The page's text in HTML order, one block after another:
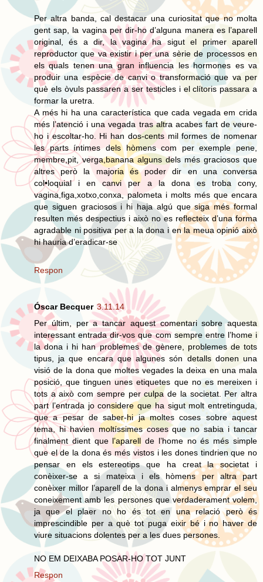
Per altra banda, cal destacar una curiositat que no molta
gent sap, la vagina per dir-ho d’alguna manera es l’aparell
original, és a dir, la vagina ha sigut el primer aparell
reproductor que va existir i per una sèrie de processos en
els quals tenen una gran influencia les hormones es va
produir una espècie de canvi o transformació que va per
què els òvuls passaren a ser testicles i el clítoris passara a
formar la uretra.
A més hi ha una característica que cada vegada em crida
més l’atenció i una vegada tras altra acabes fart de veure-
ho i escoltar-ho. Hi han dos-cents mil formes de nomenar
les parts íntimes dels hòmens com per exemple pene,
membre,pit, verga,banana alguns dels més graciosos que
altres però la majoria és poder dir en una conversa
col•loquial i en canvi per a la dona es troba cony,
vagina,figa,xotxo,conxa, palometa i molts més que encara
que siguen graciosos i hi haja algú que siga més formal
resulten més despectius i això no es reflecteix d’una forma
agradable ni positiva per a la dona i en la meua opinió això
hi hauria d’eradicar-se
Respon
Óscar Becquer 3.11.14
Per últim, per a tancar aquest comentari sobre aquesta
interessant entrada dir-vos que com sempre entre l’home i
la dona i hi han problemes de gènere, problemes de tots
tipus, ja que encara que algunes són detalls donen una
visió de la dona que moltes vegades la deixa en una mala
posició, que tinguen unes etiquetes que no es mereixen i
tots a això com sempre per culpa de la societat. Per altra
part l’entrada jo considere que ha sigut molt entretinguda,
que a pesar de saber-hi ja moltes coses sobre aquest
tema, hi havien moltíssimes coses que no sabia i tancar
finalment dient que l’aparell de l’home no és més simple
que el de la dona és més vistos i les dones tindrien que no
pensar en els estereotips que ha creat la societat i
conèixer-se a si mateixa i els hòmens per altra part
conèixer millor l’aparell de la dona i almenys emprar el seu
coneixement amb les persones que verdaderament volem,
ja que el plaer no ho és tot en una relació però és
imprescindible per a què tot puga eixir bé i no haver de
viure situacions dolentes per a les dues persones.
NO EM DEIXABA POSAR-HO TOT JUNT
Respon